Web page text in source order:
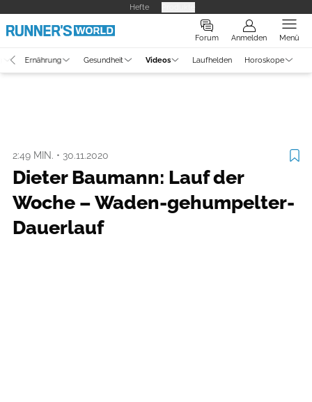
Hefte
Forum Anmelden Menü
Ernährung Gesundheit Videos Laufhelden Horoskope
2:49 MIN. • 30.11.2020
Dieter Baumann: Lauf der
Woche – Waden-gehumpelter-
Dauerlauf